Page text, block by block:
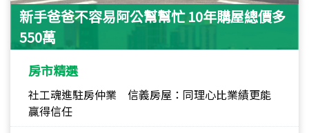
新手爸爸不容易阿公幫幫忙 10年購屋總價多
550萬
房市精選
社工魂進駐房仲業 信義房屋：同理心比業績更能
贏得信任